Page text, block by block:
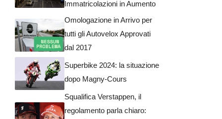
Immatricolazioni in Aumento
Omologazione in Arrivo per
tutti gli Autovelox Approvati
dal 2017
Superbike 2024: la situazione
dopo Magny-Cours
Squalifica Verstappen, il
regolamento parla chiaro: